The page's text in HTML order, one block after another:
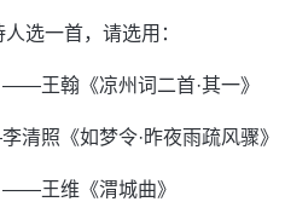
选一首，请选用：
王翰《凉州词二首·其一》
照《如梦令·昨夜雨疏风骤》
——王维《渭城曲》